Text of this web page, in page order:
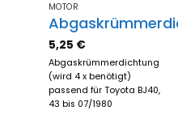
MOTOR
5,25 €
Abgaskrümmerdichtung
(wird 4 x benötigt)
passend für Toyota BJ40,
43 bis 07/1980